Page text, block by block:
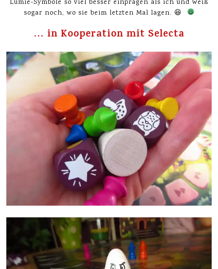
Lumie-Symbole so viel besser einprägen als ich und weiß
sogar noch, wo sie beim letzten Mal lagen. 😆
… in Kooperation mit Selecta